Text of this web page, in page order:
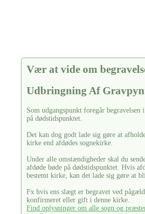
Vær at vide om
Udbringning Af
Som udgangspunkt foregår
på dødstidspunktet.
Det kan dog godt lade sig gøre at
kirke end afdødes sognekirke.
Under alle omstændigheder skal du
afdøde bøde på dødstidspunktet. Hvis
bestemt kirke, kan det lade sig gøre at
Fx hvis ens slægt er begravet ved
konfirmeret eller gift i denne kirke.
Find oplysninger om alle sogn og